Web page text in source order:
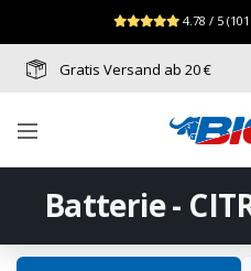
Zum Menü springen
Fußzeile springen
Barrierefreiheits-Widget
Inhalt
4.78 / 5
Gratis Versand ab 20 €
Navigation
Batterie-
Batterie -